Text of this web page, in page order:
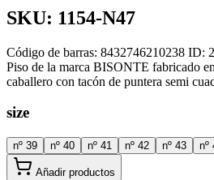
SKU: 1154-N47
Código de barras: 8432746210238 ID:
Piso de la marca BISONTE fabricado
caballero con tacón de puntera semi
size
nº 39 nº 40 nº 41 nº 42 nº 43 nº
Añadir productos